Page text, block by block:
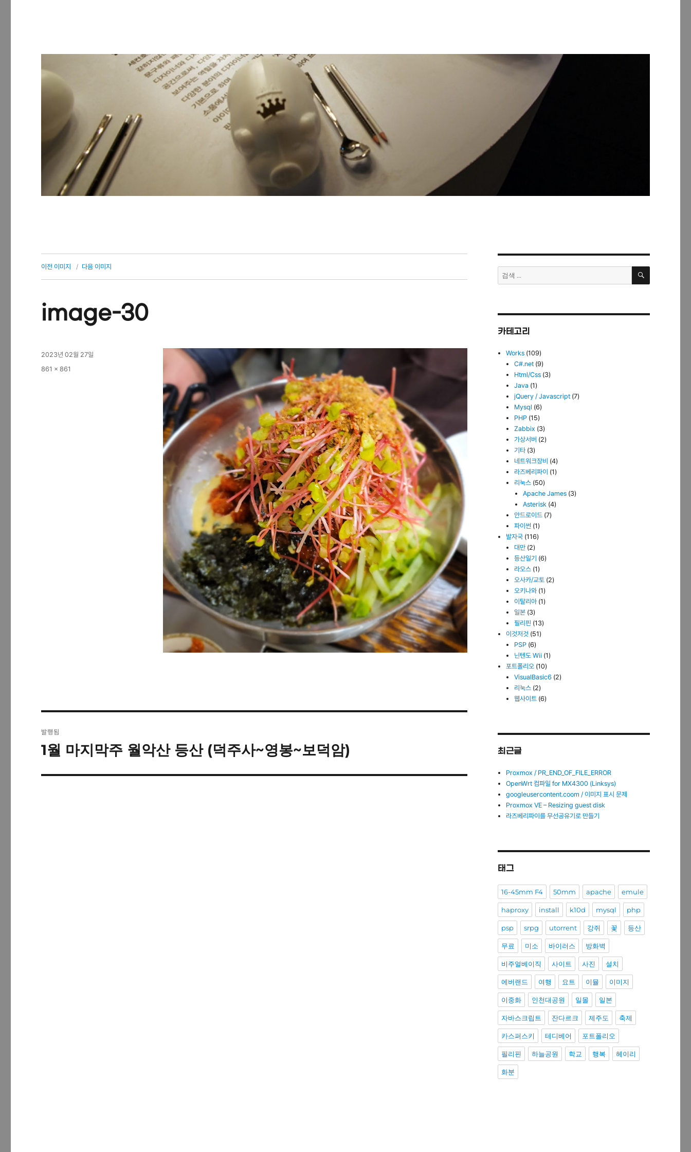
이전 이미지 다음 이미지
image-30
작
성
2023년 02월 27일
전
861 × 861
탐
발행됨
1월 마지막주 월악산 등산 (덕주사~영봉~보덕암)
검
색:
검
카테고리
Works (109)
C#.net (9)
Html/Css (3)
Java (1)
jQuery / Javascript (7)
Mysql (6)
PHP (15)
Zabbix (3)
가상서버 (2)
기타 (3)
네트워크장비 (4)
라즈베리파이 (1)
리눅스 (50)
Apache James(3)
Asterisk(4)
안드로이드 (7)
파이썬 (1)
발자국 (116)
대만 (2)
등산일기 (6)
라오스 (1)
오사카/교토 (2)
오키나와 (1)
이탈리아 (1)
일본 (3)
필리핀 (13)
이것저것 (51)
PSP (6)
닌텐도 Wii (1)
포트폴리오 (10)
VisualBasic6 (2)
리눅스 (2)
웹사이트 (6)
최근글
Proxmox / PR_END_OF_FILE_ERROR
OpenWrt 컴파일 for MX4300 (Linksys)
googleusercontent.coom / 이미지 표시 문제
Proxmox VE – Resizing guest disk
라즈베리파이를 무선공유기로 만들기
태그
16-45mm F4 50mm apache emule
haproxy install k10d mysql php
psp srpg utorrent 강쥐 꽃 등산
무료 미소 바이러스 방화벽
비주얼베이직 사이트 사진 설치
에버랜드 여행 요트 이뮬 이미지
이중화 인천대공원 일몰 일본
자바스크립트 잔다르크 제주도 축제
카스퍼스키 테디베어 포트폴리오
필리핀 하늘공원 학교 행복 헤이리
화분